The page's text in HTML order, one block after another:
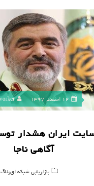
12 اسفند, 1397
ایران هشدار
آگاهی ناجا
بازاریابی شبکه ای,بلاگ